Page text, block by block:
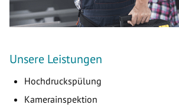
Unsere Leistungen
Hochdruckspülung
Kamerainspektion